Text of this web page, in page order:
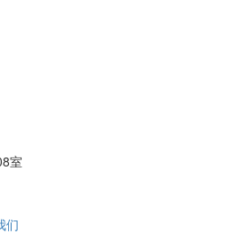
室
们